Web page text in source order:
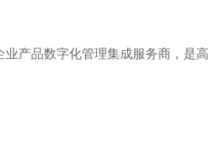
产品数字化管理集成服务商，是高